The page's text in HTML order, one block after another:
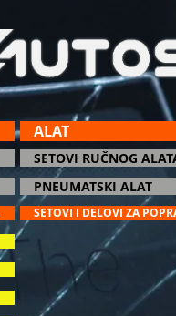
SETOVI I DELOVI ZA
ALAT
PNEUMATSKI ALAT
SETOVI RUČNOG